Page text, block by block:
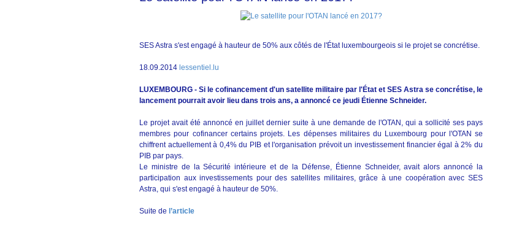
SES Astra s'est engagé à hauteur de 50% aux côtés de l'État luxembourgeois si le projet se concrétise.
18.09.2014 lessentiel.lu
LUXEMBOURG - Si le cofinancement d'un satellite militaire par l'État et SES Astra se concrétise, le
lancement pourrait avoir lieu dans trois ans, a annoncé ce jeudi Étienne Schneider.
Le projet avait été annoncé en juillet dernier suite à une demande de l'OTAN, qui a sollicité ses pays
membres pour cofinancer certains projets. Les dépenses militaires du Luxembourg pour l'OTAN se
chiffrent actuellement à 0,4% du PIB et l'organisation prévoit un investissement financier égal à 2% du
PIB par pays.
Le ministre de la Sécurité intérieure et de la Défense, Étienne Schneider, avait alors annoncé la
participation aux investissements pour des satellites militaires, grâce à une coopération avec SES
Astra, qui s'est engagé à hauteur de 50%.
Suite de l’article